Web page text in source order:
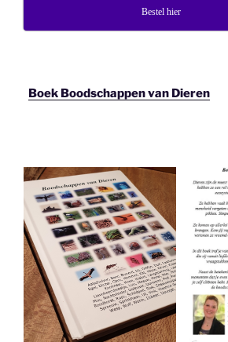
Bestel hier
Boek Boodschappen van Dieren